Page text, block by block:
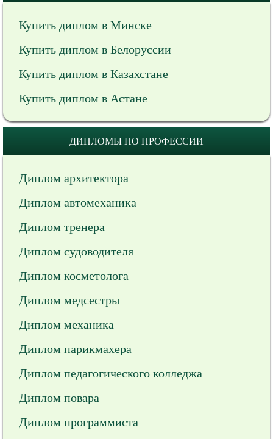
Купить диплом в Минске
Купить диплом в Белоруссии
Купить диплом в Казахстане
Купить диплом в Астане
ДИПЛОМЫ ПО ПРОФЕССИИ
Диплом архитектора
Диплом автомеханика
Диплом тренера
Диплом судоводителя
Диплом косметолога
Диплом медсестры
Диплом механика
Диплом парикмахера
Диплом педагогического колледжа
Диплом повара
Диплом программиста